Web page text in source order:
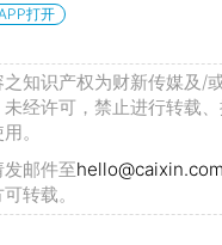
打开
知识产权为财新传媒及/
经许可，禁止进行转载
。
邮件至hello@caixin.com
转载。